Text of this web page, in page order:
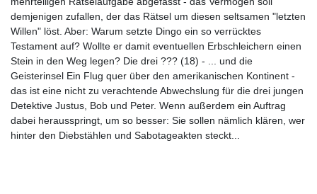
demjenigen zufallen, der das Rätsel um diesen seltsamen "letzten
Willen" löst. Aber: Warum setzte Dingo ein so verrücktes
Testament auf? Wollte er damit eventuellen Erbschleichern einen
Stein in den Weg legen? Die drei ??? (18) - ... und die
Geisterinsel Ein Flug quer über den amerikanischen Kontinent -
das ist eine nicht zu verachtende Abwechslung für die drei jungen
Detektive Justus, Bob und Peter. Wenn außerdem ein Auftrag
dabei herausspringt, um so besser: Sie sollen nämlich klären, wer
hinter den Diebstählen und Sabotageakten steckt...